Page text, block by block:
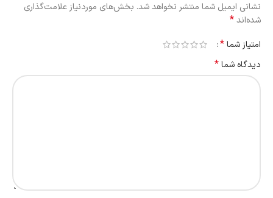
نشانی ایمیل شما منتشر نخواهد شد. بخش‌های موردنیاز علامت‌گذاری
شده‌اند*
امتیاز شما*
دیدگاه شما*